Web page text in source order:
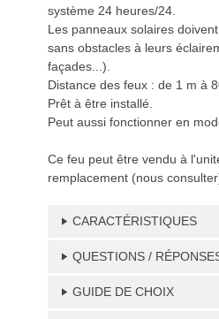
système 24 heures/24.
Les panneaux solaires
sans obstacles à leurs
façades...).
Distance des feux : de 1 m à
Prêt à être installé.
Peut aussi fonctionner en
Ce feu peut être vendu à
remplacement (nous
CARACTÉRISTIQUES
QUESTIONS /
GUIDE DE CHOIX